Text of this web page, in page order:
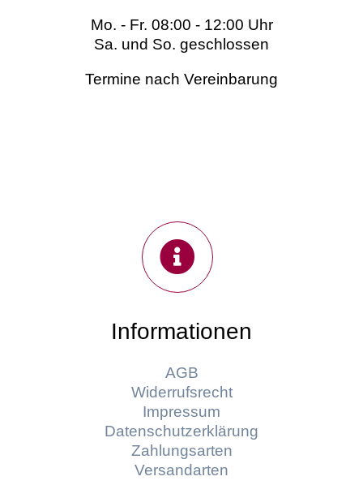
Mo. - Fr. 08:00 - 12:00 Uhr
Sa. und So. geschlossen
Termine nach Vereinbarung
Informationen
AGB
Widerrufsrecht
Impressum
Datenschutzerklärung
Zahlungsarten
Versandarten